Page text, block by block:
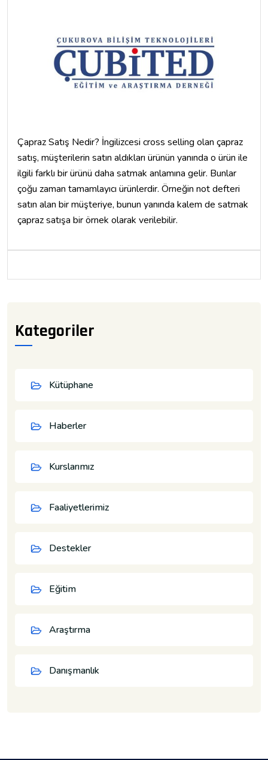
Çapraz Satış Nedir? İngilizcesi cross selling olan çapraz
satış, müşterilerin satın aldıkları ürünün yanında o ürün ile
ilgili farklı bir ürünü daha satmak anlamına gelir. Bunlar
çoğu zaman tamamlayıcı ürünlerdir. Örneğin not defteri
satın alan bir müşteriye, bunun yanında kalem de satmak
çapraz satışa bir örnek olarak verilebilir.
Kategoriler
Kütüphane
Haberler
Kurslarımız
Faaliyetlerimiz
Destekler
Eğitim
Araştırma
Danışmanlık